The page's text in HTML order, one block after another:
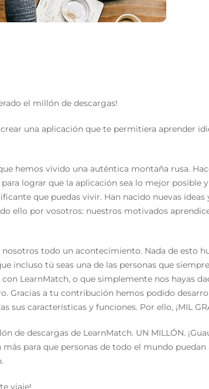
el millón de descargas!
una aplicación que te permitiera aprender
hemos vivido una auténtica montaña rusa.
lograr que la aplicación sea lo mejor posible
que puedas vivir. Han nacido nuevas ideas
ello por vosotros: nuestros motivados
todo un acontecimiento. Nada de esto
incluso tú seas una de las personas que
LearnMatch, o que simplemente nos hayas
Gracias a tu contribución hemos podido
sus características y funciones. Por ello, ¡MIL
de descargas de LearnMatch. UN MILLÓN.
para que personas de todo el mundo puedan
viaje!